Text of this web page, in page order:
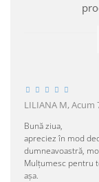
LILIANA M,Acum
Bună ziua,
apreciez în mod
dumneavoastră,
Mulțumesc pentru
așa.